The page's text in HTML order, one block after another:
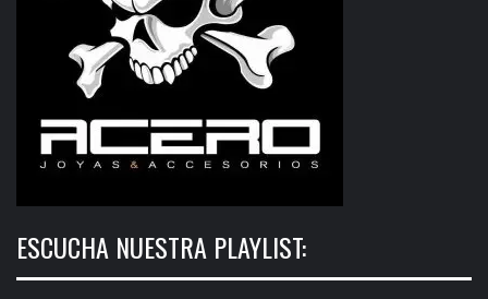
ESCUCHA NUESTRA PLAYLIST: